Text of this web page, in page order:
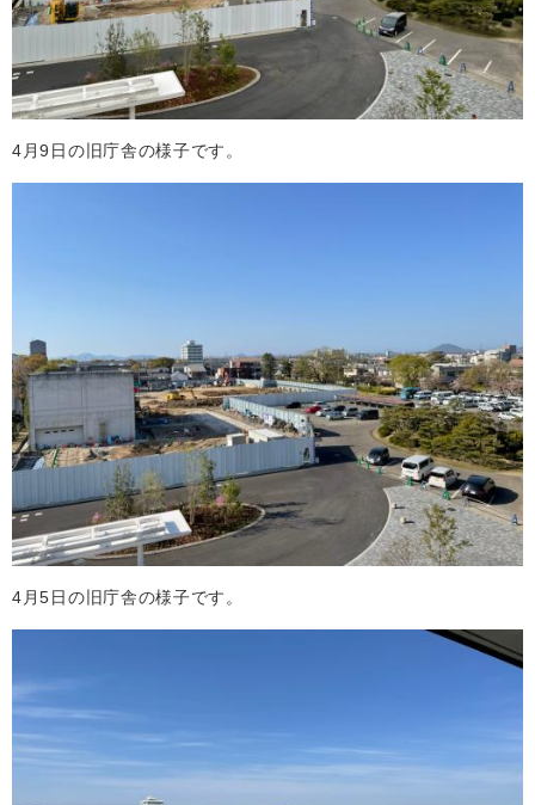
4月9日の旧庁舎の様子です。
4月5日の旧庁舎の様子です。